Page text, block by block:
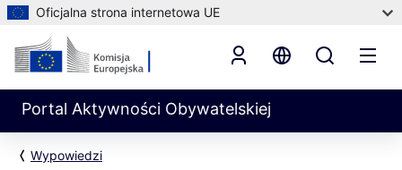
Oficjalna strona internetowa UE
Portal Aktywności Obywatelskiej
Wypowiedzi